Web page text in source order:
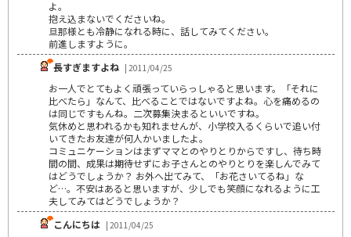
よ。
抱え込まないでくださいね。
旦那様とも冷静になれる時に、話してみてください。
前進しますように。
長すぎますよね | 2011/04/25
お一人でとてもよく頑張っていらっしゃると思います。「それに
比べたら」なんて、比べることではないですよね。心を痛めるの
は同じですもんね。二次募集決まるといいですね。
気休めと思われるかも知れませんが、小学校入るくらいで追い付
いてきたお友達が何人かいましたよ。
コミュニケーションはまずママとのやりとりからですし、待ち時
間の間、成果は期待せずにお子さんとのやりとりを楽しんでみて
はどうでしょうか？ お外へ出てみて、「お花さいてるね」な
ど…。不安はあると思いますが、少しでも笑顔になれるように工
夫してみてはどうでしょうか？
こんにちは | 2011/04/25